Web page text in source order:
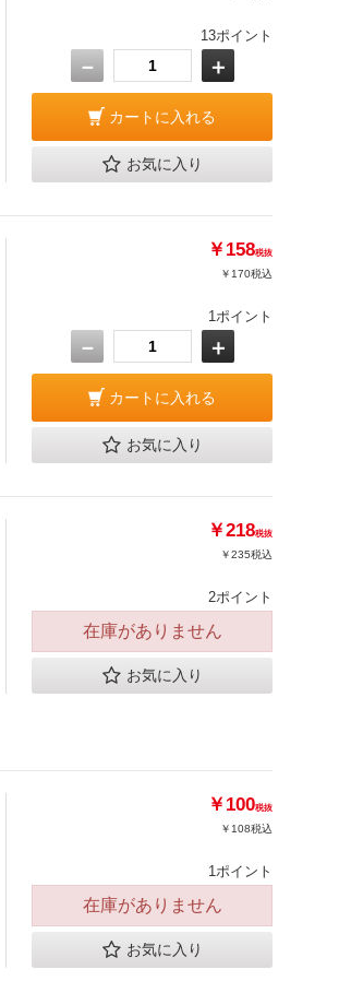
13ポイント
－ ＋
カートに入れる
お気に入り
￥158税抜
￥170税込
1ポイント
－ ＋
カートに入れる
お気に入り
￥218税抜
￥235税込
2ポイント
在庫がありません
お気に入り
￥100税抜
￥108税込
1ポイント
在庫がありません
お気に入り